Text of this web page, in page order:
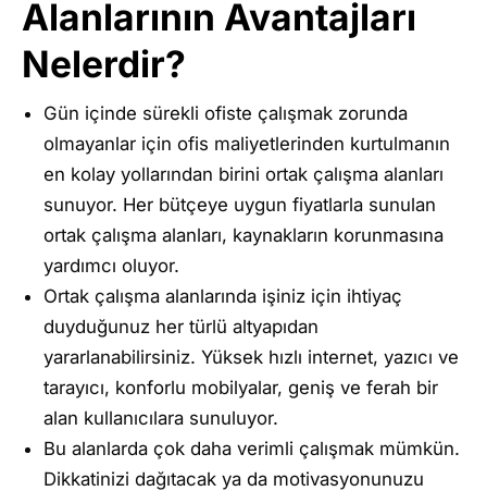
Alanlarının Avantajları
Nelerdir?
Gün içinde sürekli ofiste çalışmak zorunda
olmayanlar için ofis maliyetlerinden kurtulmanın
en kolay yollarından birini ortak çalışma alanları
sunuyor. Her bütçeye uygun fiyatlarla sunulan
ortak çalışma alanları, kaynakların korunmasına
yardımcı oluyor.
Ortak çalışma alanlarında işiniz için ihtiyaç
duyduğunuz her türlü altyapıdan
yararlanabilirsiniz. Yüksek hızlı internet, yazıcı ve
tarayıcı, konforlu mobilyalar, geniş ve ferah bir
alan kullanıcılara sunuluyor.
Bu alanlarda çok daha verimli çalışmak mümkün.
Dikkatinizi dağıtacak ya da motivasyonunuzu